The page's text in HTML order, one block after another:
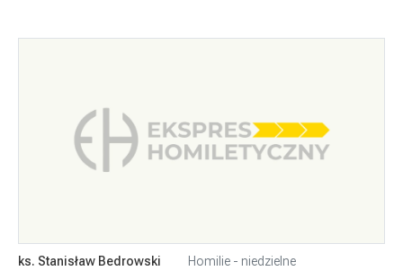
ks. Stanisław Bedrowski
Homilie - niedzielne